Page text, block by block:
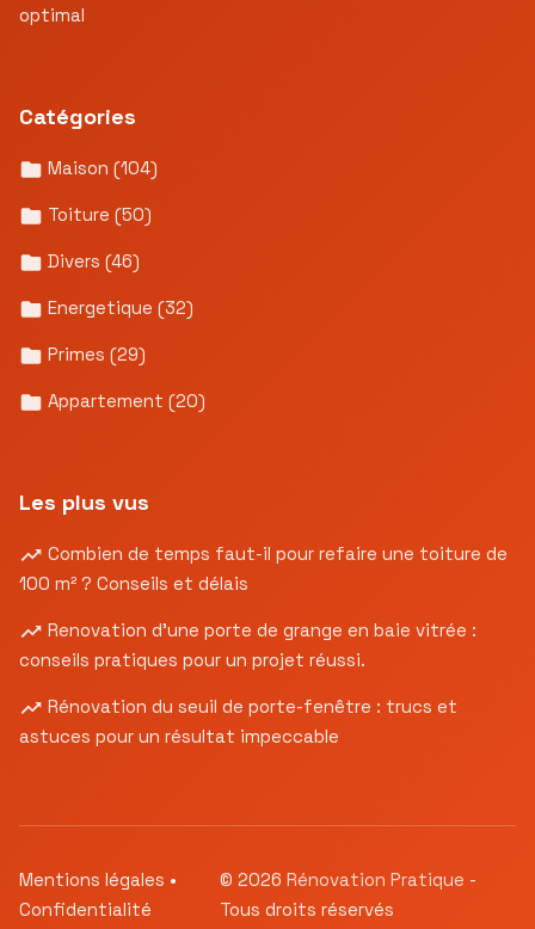
optimal
Catégories
Maison (104)
Toiture (50)
Divers (46)
Energetique (32)
Primes (29)
Appartement (20)
Les plus vus
Combien de temps faut-il pour refaire une toiture de
100 m² ? Conseils et délais
Renovation d’une porte de grange en baie vitrée :
conseils pratiques pour un projet réussi.
Rénovation du seuil de porte-fenêtre : trucs et
astuces pour un résultat impeccable
Mentions légales •
Confidentialité
© 2026 Rénovation Pratique -
Tous droits réservés